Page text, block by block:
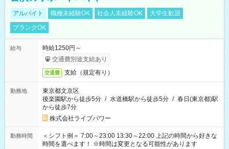
アルバイト 職種未経験OK 社会人未経験OK
大学生歓迎
ブランクOK
給与
時給1250円～
交通費別途支給あり
交通費 支給（規定有り）
勤務地
東京都文京区
後楽園駅から徒歩5分 / 水道橋駅から徒歩5分 / 春日(東京都)駅
から徒歩7分
株式会社ライブパワー
勤務時間
＜シフト例＞ 7:00～23:00 13:30～22:00 上記の時間から好きな
時間を選べます！ ※時間は変更となる可能性があります